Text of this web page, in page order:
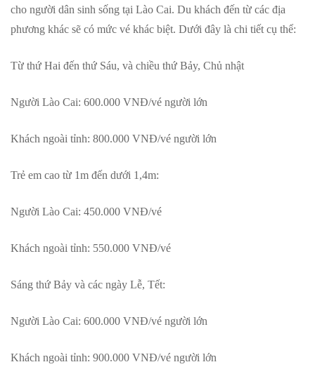
cho người dân sinh sống tại Lào Cai. Du khách đến từ các địa
phương khác sẽ có mức vé khác biệt. Dưới đây là chi tiết cụ thể:
Từ thứ Hai đến thứ Sáu, và chiều thứ Bảy, Chủ nhật
Người Lào Cai: 600.000 VNĐ/vé người lớn
Khách ngoài tỉnh: 800.000 VNĐ/vé người lớn
Trẻ em cao từ 1m đến dưới 1,4m:
Người Lào Cai: 450.000 VNĐ/vé
Khách ngoài tỉnh: 550.000 VNĐ/vé
Sáng thứ Bảy và các ngày Lễ, Tết:
Người Lào Cai: 600.000 VNĐ/vé người lớn
Khách ngoài tỉnh: 900.000 VNĐ/vé người lớn